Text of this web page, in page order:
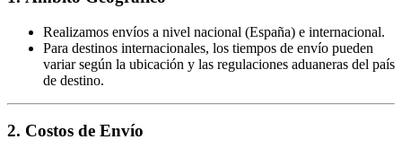
Realizamos envíos a nivel nacional (España) e internacional.
Para destinos internacionales, los tiempos de envío pueden
variar según la ubicación y las regulaciones aduaneras del país
de destino.
2. Costos de Envío